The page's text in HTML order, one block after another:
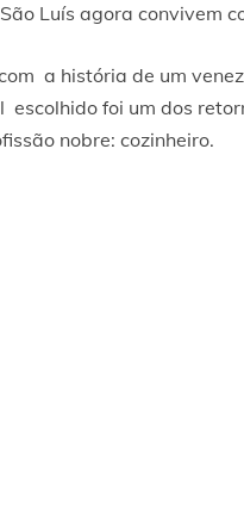
Luís agora convivem
a história de um
foi um dos
nobre: cozinheiro.